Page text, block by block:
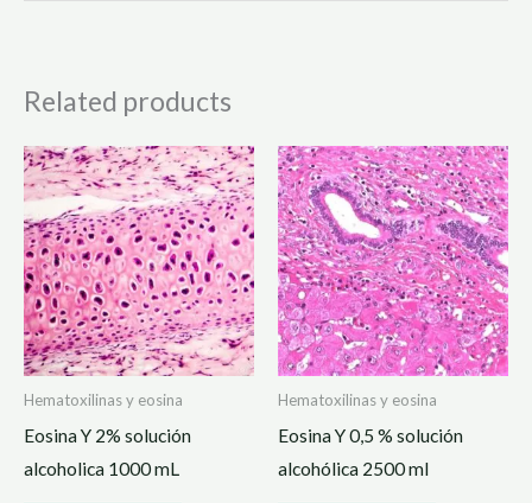
Related products
Hematoxilinas y eosina
Eosina Y 2% solución
alcoholica 1000 mL
Hematoxilinas y eosina
Eosina Y 0,5 % solución
alcohólica 2500 ml